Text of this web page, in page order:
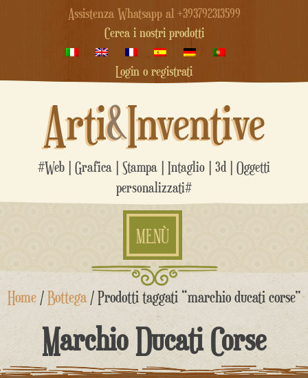
Assistenza Whatsapp al +393792313599
Cerca i nostri prodotti
Login o registrati
Arti&Inventive
#Web | Grafica | Stampa | Intaglio | 3d | Oggetti
personalizzati#
MENÙ
Salta
Home/Bottega/ Prodotti taggati “marchio ducati corse”
Marchio Ducati Corse